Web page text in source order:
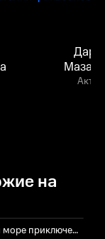
Актёр
на
Три кота и море приключений